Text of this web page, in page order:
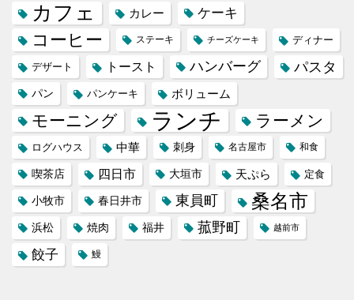
カフェ カレー ケーキ
コーヒー ステーキ チーズケーキ ディナー
デザート トースト ハンバーグ パスタ
パン パンケーキ ボリューム
モーニング ランチ ラーメン
ログハウス 中華 刺身 名古屋市 和食
喫茶店 四日市 大垣市 天ぷら 定食
小牧市 春日井市 東員町 桑名市
浜松 焼肉 福井 菰野町 越前市
餃子 鰻